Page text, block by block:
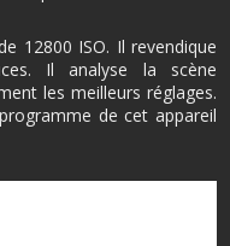
12800 ISO. Il revendique
Il analyse la scène
les meilleurs réglages.
de cet appareil